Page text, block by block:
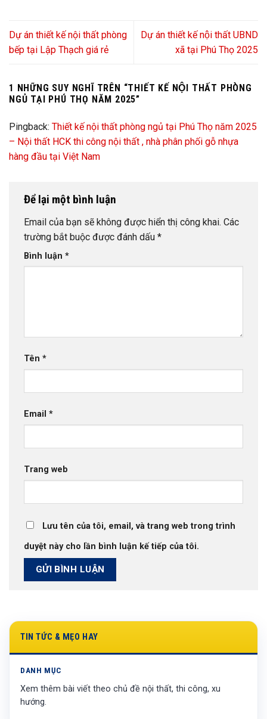
Dự án thiết kế nội thất phòng
bếp tại Lập Thạch giá rẻ
Dự án thiết kế nội thất UBND
xã tại Phú Thọ 2025
1 NHỮNG SUY NGHĨ TRÊN “THIẾT KẾ NỘI THẤT PHÒNG
NGỦ TẠI PHÚ THỌ NĂM 2025”
Pingback: Thiết kế nội thất phòng ngủ tại Phú Thọ năm 2025
– Nội thất HCK thi công nội thất , nhà phân phối gỗ nhựa
hàng đầu tại Việt Nam
Để lại một bình luận
Email của bạn sẽ không được hiển thị công khai. Các
trường bắt buộc được đánh dấu *
Bình luận *
Tên *
Email *
Trang web
Lưu tên của tôi, email, và trang web trong trình
duyệt này cho lần bình luận kế tiếp của tôi.
TIN TỨC & MẸO HAY
DANH MỤC
Xem thêm bài viết theo chủ đề nội thất, thi công, xu
hướng.